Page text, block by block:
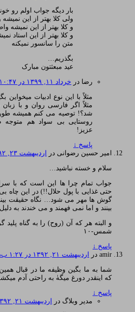
بار دیگه جواب اولم رو
ولی کلا بهتر از این
و کلا بهتر از این نمیشه
و کلا بهتر از این استاد
متن را سانسور نمیکنه
بگذریم…
عید مبعثتون مبارک
رضا در خرداد ۱۱, ۱۳۹۹ در ۱۰:۴۷ ب٫ظ
مثلاً با این نوع ادبیات میخواین
مثلاً اگر فارسی روان و با
شد؟! توصیه می کنم همیشه
روستایی بی سواد هم
عزیز!
پاسخ ↓
امیر حسین رضوانی در اردیبهشت ۲۳, ۱۳۹۲ در ۱:۲۳ ب٫ظ
سلام و خسته نباشید…
جواب تمام چرا ها این است که با
حتی غذایی با پول حلال!!) در این چاه
گوش ها مهر می شود… نگاه حقیقت
بینند و اما نمی فهمند و می خندند به
و البته هر که آن (روح) را به گناه
شمس-۱۰
پاسخ ↓
amir در اردیبهشت ۲۱, ۱۳۹۲ در ۱:۲۷ ب٫ظ
شما به ما بگین وظیفه ما در قبال
که اینقدر دورغ میگهٰ به راحتی آدم
پاسخ ↓
مدیر وبلاگ در اردیبهشت ۲۱, ۱۳۹۲ در ۴:۱۵ ب٫ظ